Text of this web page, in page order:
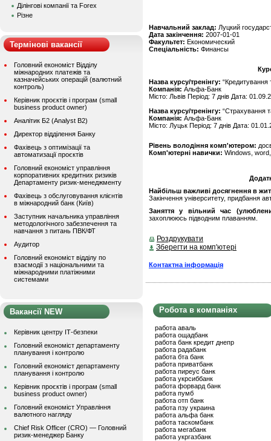
Ділінгові компанії та Forex
Різне
Термінові вакансії
Головний економіст Відділу
міжнародних платежів та
казначейських операцій (валютний
контроль)
Керівник проєктів і програм (small
business product owner)
Аналітик Б2 (Analyst B2)
Директор відділення Банку
Фахівець з оптимізації та
автоматизації проєктів
Головний економіст управління
корпоративних кредитних ризиків
Департаменту ризик-менеджменту
Фахівець з обслуговування клієнтів
в міжнародний банк (Київ)
Заступник начальника управління
методологічного забезпечення та
навчання з питань ПВК/ФТ
Аудитор
Головний економіст відділу по
взаємодії з національними та
міжнародними платіжними
системами
Вакансії NEW
Керівник центру ІТ-безпеки
Головний економіст департаменту
планування і контролю
Головний економіст департаменту
планування і контролю
Керівник проєктів і програм (small
business product owner)
Головний економіст Управління
валютного нагляду
Chief Risk Officer (CRO) — Головний
ризик-менеджер Банку
Навчальний заклад: Луцкий
Дата закінчення: 2007-01-01
Факультет: Економический
Спеціальність: Финансы
Назва курсу/тренінгу: “Кредитування
Компанія: Альфа-Банк
Місто: Львів Період: 7 днів Дата:
Назва курсу/тренінгу: “Страхування
Компанія: Альфа-Банк
Місто: Луцьк Період: 7 днів Дата:
Рівень володіння комп'ютером:
Комп'ютерні навички: Windows,
Найбільш важливі досягнення в
Закінчення університету, придбання
Заняття у вільний час
захоплююсь підводним плаванням.
Роздрукувати
Зберегти на комп'ютері
Контактна інформація
Робота в компаніях
работа аваль
работа ощадбанк
работа банк кредит днепр
работа радабанк
работа бта банк
работа приватбанк
работа пиреус банк
работа укрсиббанк
работа форвард банк
работа пумб
работа отп банк
работа пзу украина
работа альфа банк
работа таскомбанк
работа мегабанк
работа укргазбанк